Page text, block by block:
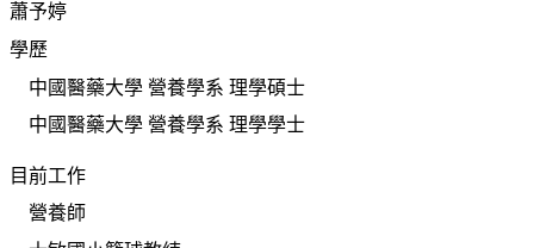
蕭予婷
學歷
中國醫藥大學 營養學系 理學碩士
中國醫藥大學 營養學系 理學學士
目前工作
營養師